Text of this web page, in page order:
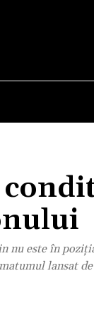
nu este în
lansat